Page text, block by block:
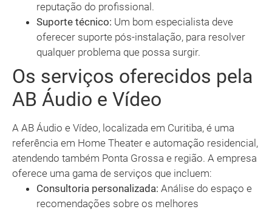
reputação do profissional.
Suporte técnico: Um bom especialista deve
oferecer suporte pós-instalação, para resolver
qualquer problema que possa surgir.
Os serviços oferecidos pela
AB Áudio e Vídeo
A AB Áudio e Vídeo, localizada em Curitiba, é uma
referência em Home Theater e automação residencial,
atendendo também Ponta Grossa e região. A empresa
oferece uma gama de serviços que incluem:
Consultoria personalizada: Análise do espaço e
recomendações sobre os melhores